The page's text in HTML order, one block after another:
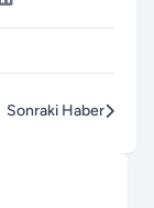
Sonraki Haber